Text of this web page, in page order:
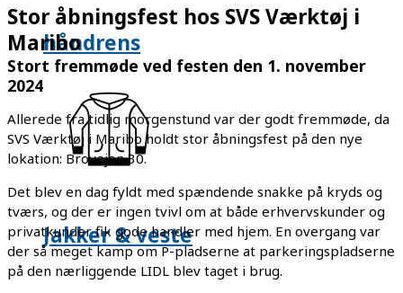
håndrens
Jakker & veste
Stor åbningsfest hos SVS Værktøj i
Maribo
Stort fremmøde ved festen den 1. november
2024
Allerede fra tidlig morgenstund var der godt fremmøde, da
SVS Værktøj i Maribo holdt stor åbningsfest på den nye
lokation: Brovejen 30.
Det blev en dag fyldt med spændende snakke på kryds og
tværs, og der er ingen tvivl om at både erhvervskunder og
privatkunder fik gode handler med hjem. En overgang var
der så meget kamp om P-pladserne at parkeringspladserne
på den nærliggende LIDL blev taget i brug.